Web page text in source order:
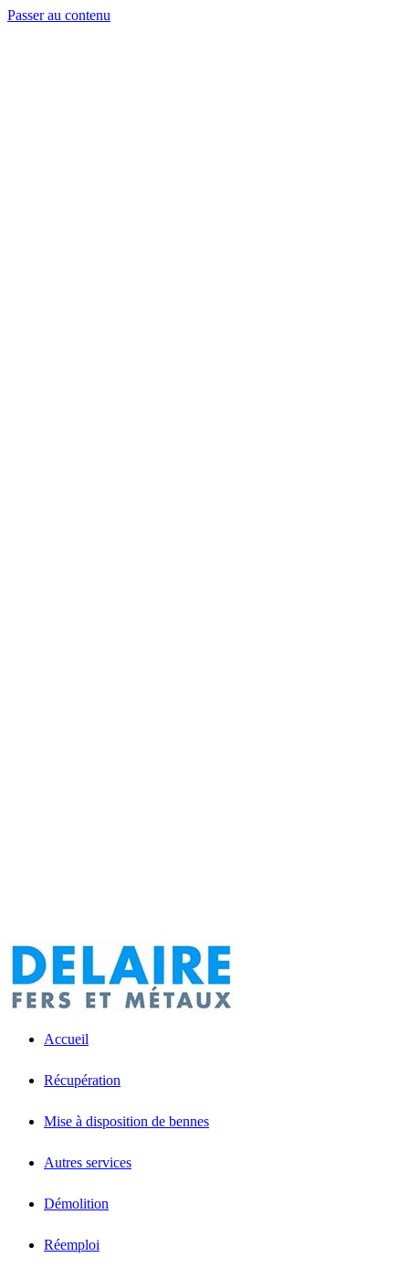
Passer au contenu
Accueil
Récupération
Mise à disposition de bennes
Autres services
Démolition
Réemploi